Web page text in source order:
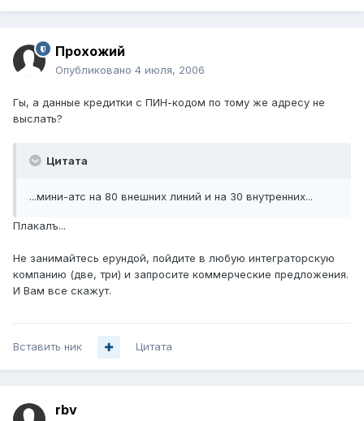
Прохожий
Опубликовано 4 июля, 2006
Гы, а данные кредитки с ПИН-кодом по тому же адресу не
выслать?
Цитата
...мини-атс на 80 внешних линий и на 30 внутренних...
Плакалъ...
Не занимайтесь ерундой, пойдите в любую интеграторскую
компанию (две, три) и запросите коммерческие предложения.
И Вам все скажут.
Вставить ник Цитата
rbv